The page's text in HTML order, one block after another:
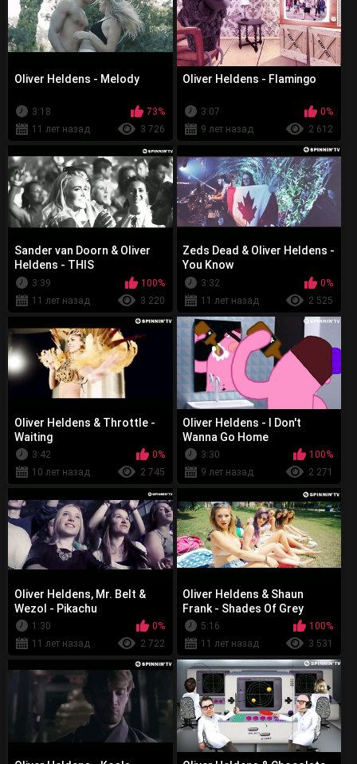
Oliver Heldens - Melody
3:18
73%
11 лет назад
3 726
Oliver Heldens - Flamingo
3:07
0%
9 лет назад
2 612
Sander van Doorn & Oliver
Heldens - THIS
3:39
100%
11 лет назад
3 220
Zeds Dead & Oliver Heldens -
You Know
3:32
0%
11 лет назад
2 525
Oliver Heldens & Throttle -
Waiting
3:42
0%
10 лет назад
2 745
Oliver Heldens - I Don't
Wanna Go Home
3:30
100%
9 лет назад
2 271
Oliver Heldens, Mr. Belt &
Wezol - Pikachu
1:30
0%
11 лет назад
2 722
Oliver Heldens & Shaun
Frank - Shades Of Grey
5:16
100%
11 лет назад
3 531